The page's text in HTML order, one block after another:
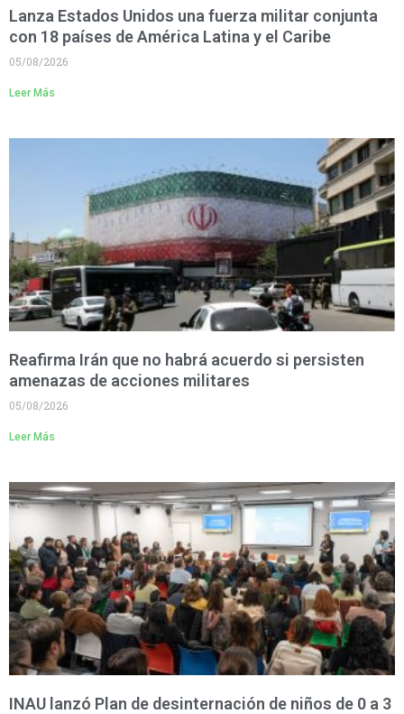
Lanza Estados Unidos una fuerza militar conjunta
con 18 países de América Latina y el Caribe
05/08/2026
Leer Más
Reafirma Irán que no habrá acuerdo si persisten
amenazas de acciones militares
05/08/2026
Leer Más
INAU lanzó Plan de desinternación de niños de 0 a 3